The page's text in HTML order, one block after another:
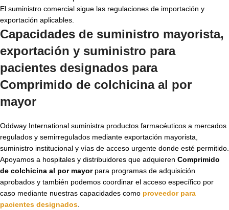
El suministro comercial sigue las regulaciones de importación y
exportación aplicables.
Capacidades de suministro mayorista,
exportación y suministro para
pacientes designados para
Comprimido de colchicina al por
mayor
Oddway International suministra productos farmacéuticos a mercados
regulados y semirregulados mediante exportación mayorista,
suministro institucional y vías de acceso urgente donde esté permitido.
Apoyamos a hospitales y distribuidores que adquieren Comprimido
de colchicina al por mayorpara programas de adquisición
aprobados y también podemos coordinar el acceso específico por
caso mediante nuestras capacidades como proveedor para
pacientes designados